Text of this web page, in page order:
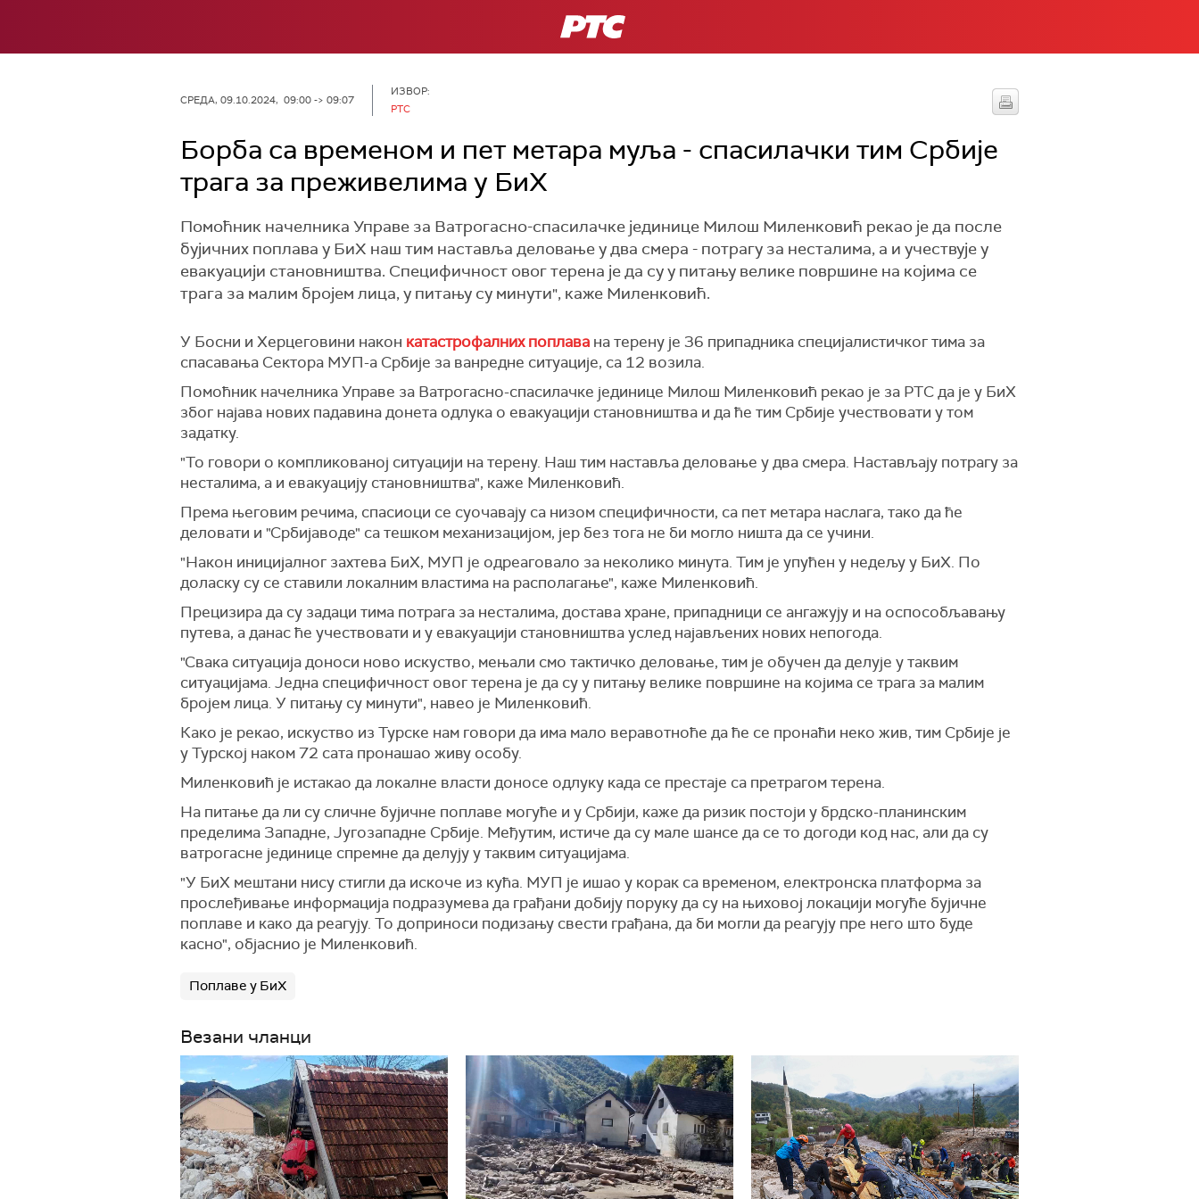
РТС
СРЕДА, 09.10.2024, 09:00 -> 09:07
ИЗВОР:
РТС
Борба са временом и пет метара муља - спасилачки тим Србије
трага за преживелима у БиХ
Помоћник начелника Управе за Ватрогасно-спасилачке јединице Милош Миленковић рекао је да после
бујичних поплава у БиХ наш тим наставља деловање у два смера - потрагу за несталима, а и учествује у
евакуацији становништва. Специфичност овог терена је да су у питању велике површине на којима се
трага за малим бројем лица, у питању су минути", каже Миленковић.
У Босни и Херцеговини након катастрофалних поплава на терену је 36 припадника специјалистичког тима за
спасавања Сектора МУП-а Србије за ванредне ситуације, са 12 возила.
Помоћник начелника Управе за Ватрогасно-спасилачке јединице Милош Миленковић рекао је за РТС да је у БиХ
због најава нових падавина донета одлука о евакуацији становништва и да ће тим Србије учествовати у том
задатку.
"То говори о компликованој ситуацији на терену. Наш тим наставља деловање у два смера. Настављају потрагу за
несталима, а и евакуацију становништва", каже Миленковић.
Према његовим речима, спасиоци се суочавају са низом специфичности, са пет метара наслага, тако да ће
деловати и "Србијаводе" са тешком механизацијом, јер без тога не би могло ништа да се учини.
"Након иницијалног захтева БиХ, МУП је одреаговало за неколико минута. Тим је упућен у недељу у БиХ. По
доласку су се ставили локалним властима на располагање", каже Миленковић.
Прецизира да су задаци тима потрага за несталима, достава хране, припадници се ангажују и на оспособљавању
путева, а данас ће учествовати и у евакуацији становништва услед најављених нових непогода.
"Свака ситуација доноси ново искуство, мењали смо тактичко деловање, тим је обучен да делује у таквим
ситуацијама. Једна специфичност овог терена је да су у питању велике површине на којима се трага за малим
бројем лица. У питању су минути", навео је Миленковић.
Како је рекао, искуство из Турске нам говори да има мало веравотноће да ће се пронаћи неко жив, тим Србије је
у Турској наком 72 сата пронашао живу особу.
Миленковић је истакао да локалне власти доносе одлуку када се престаје са претрагом терена.
На питање да ли су сличне бујичне поплаве могуће и у Србији, каже да ризик постоји у брдско-планинским
пределима Западне, Југозападне Србије. Међутим, истиче да су мале шансе да се то догоди код нас, али да су
ватрогасне јединице спремне да делују у таквим ситуацијама.
"У БиХ мештани нису стигли да искоче из кућа. МУП је ишао у корак са временом, електронска платформа за
прослеђивање информација подразумева да грађани добију поруку да су на њиховој локацији могуће бујичне
поплаве и како да реагују. То доприноси подизању свести грађана, да би могли да реагују пре него што буде
касно", објаснио је Миленковић.
Поплаве у БиХ
Везани чланци